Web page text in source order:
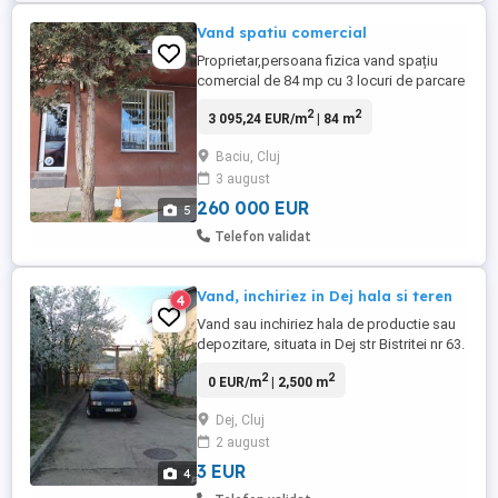
5
Vand spatiu comercial
Proprietar,persoana fizica vand spațiu
comercial de 84 mp cu 3 locuri de parcare
pe str.Jupiter in cea mai buna locație
se desfășoară in fata spatiului parcare
generoasa cu acces pentru
aprovizionare,si oprire pentru ...
3 095,24 EUR/m2| 84 m2
Baciu, Cluj
3 august
260 000 EUR
Telefon validat
4
4 Vand, inchiriez in Dej hala si teren
Vand sau inchiriez hala de productie sau
depozitare, situata in Dej str Bistritei nr 63.
, doua de 8x9 m si inaltime de 5 si 7 m si o
cu palan manual. La etaj exista un
apartament de 100 mp total finisat ,
format din ...
0 EUR/m2| 2,500 m2
Dej, Cluj
2 august
3 EUR